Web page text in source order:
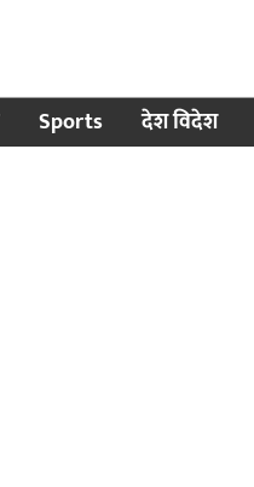
Sports देश विदेश